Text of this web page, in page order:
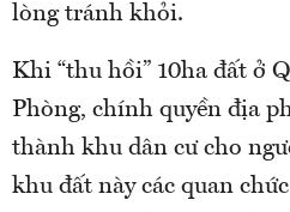
lòng tránh khỏi.
Khi “thu hồi” 10ha đất ở
Phòng, chính quyền địa
thành khu dân cư cho
khu đất này các quan